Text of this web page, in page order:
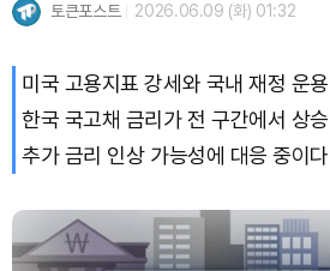
토큰포스트 2026.06.09 (화) 01:32
미국 고용지표 강세와 국내 재정 운
한국 국고채 금리가 전 구간에서 상
추가 금리 인상 가능성에 대응 중이